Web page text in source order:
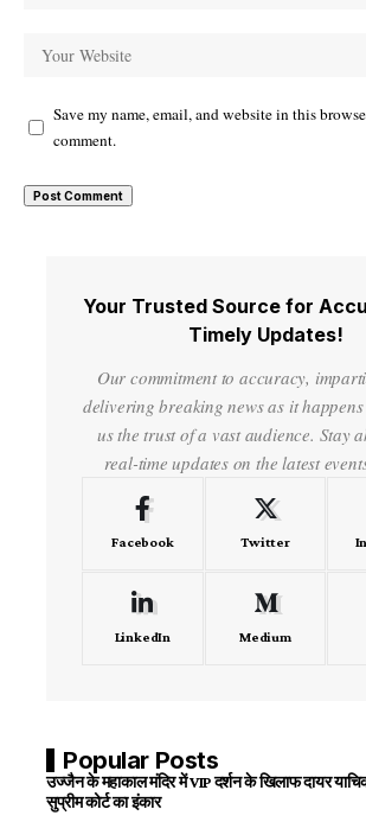
Save my name, email, and website in this
comment.
Your Trusted Source for
Timely Updates!
Our commitment to accuracy,
delivering breaking news as it
us the trust of a vast audience. Stay
real-time updates on the latest
Facebook Twitter
LinkedIn Medium
Popular Posts
उज्जैन के महाकाल मंदिर में VIP दर्शन के खिलाफ दायर
सुप्रीम कोर्ट का इंकार